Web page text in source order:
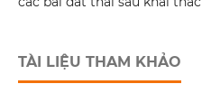
TÀI LIỆU THAM KHẢO